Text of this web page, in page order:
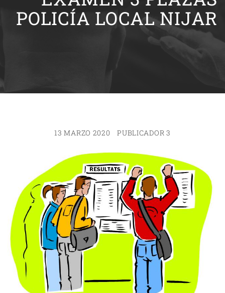
POLICÍA LOCAL NIJAR
13 MARZO 2020 PUBLICADOR 3